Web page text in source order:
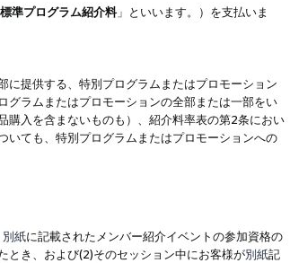
標準プログラム紹介料」といいます。）を支払いま
提供する、特別プログラムまたはプロモーション
グラムまたはプロモーションの全部または一部をい
購入を含まないものも）、紹介料率表の第2条におい
いても、特別プログラムまたはプロモーションへの
別紙に記載されたメンバー紹介イベントの参加資格の
とき、および(2)そのセッション中にお客様が別紙記